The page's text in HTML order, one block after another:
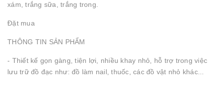
xám, trắng sữa, trắng trong.
Đặt mua
THÔNG TIN SẢN PHẨM
- Thiết kế gọn gàng, tiện lợi, nhiều khay nhỏ, hỗ trợ trong việc
lưu trữ đồ đạc như: đồ làm nail, thuốc, các đồ vật nhỏ khác...